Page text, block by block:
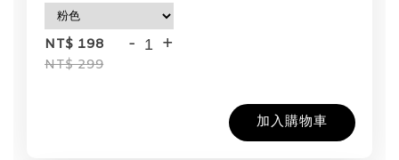
NT$ 198
NT$ 299
- +
加入購物車